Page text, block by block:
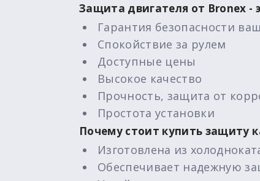
Защита двигателя от Bronex -
Гарантия безопасности
Спокойствие за рулем
Доступные цены
Высокое качество
Прочность, защита от
Простота установки
Почему стоит купить защиту
Изготовлена из
Обеспечивает надежную